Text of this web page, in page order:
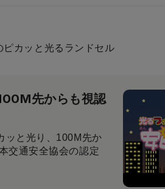
背負い心地
カッと光るランドセル
先からも視認
ッと光り、100M先か
交通安全協会の認定